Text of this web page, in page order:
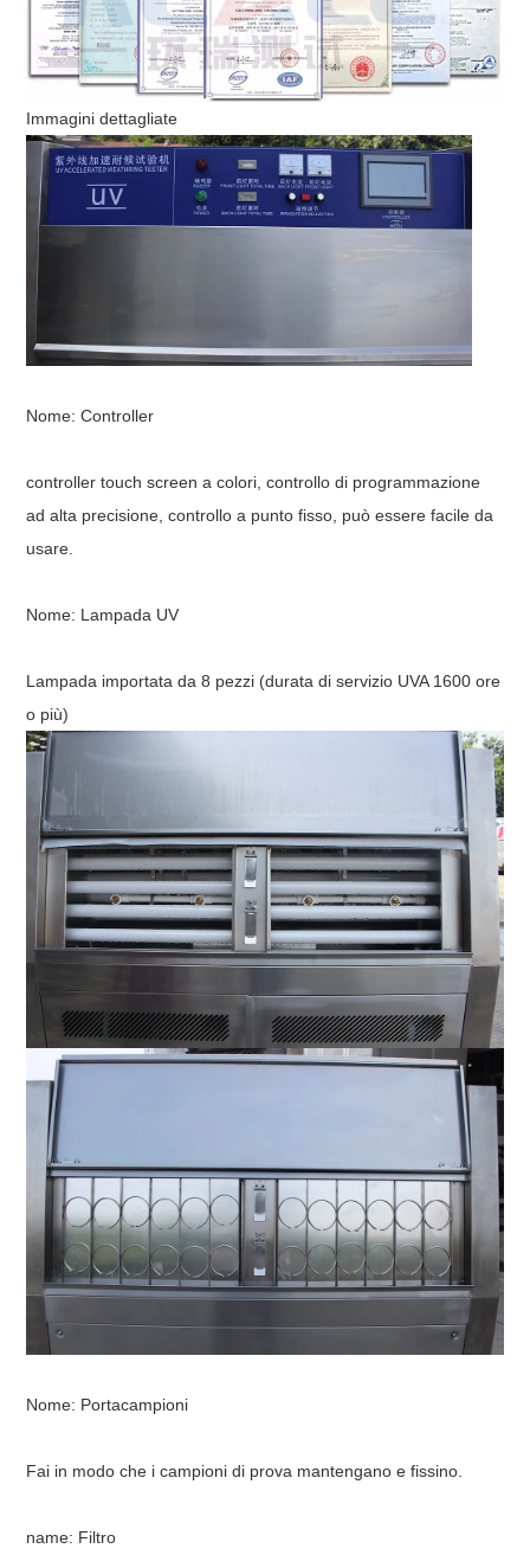
Immagini dettagliate
Nome: Controller
controller touch screen a colori, controllo di programmazione
ad alta precisione, controllo a punto fisso, può essere facile da
usare.
Nome: Lampada UV
Lampada importata da 8 pezzi (durata di servizio UVA 1600 ore
o più)
Nome: Portacampioni
Fai in modo che i campioni di prova mantengano e fissino.
name: Filtro